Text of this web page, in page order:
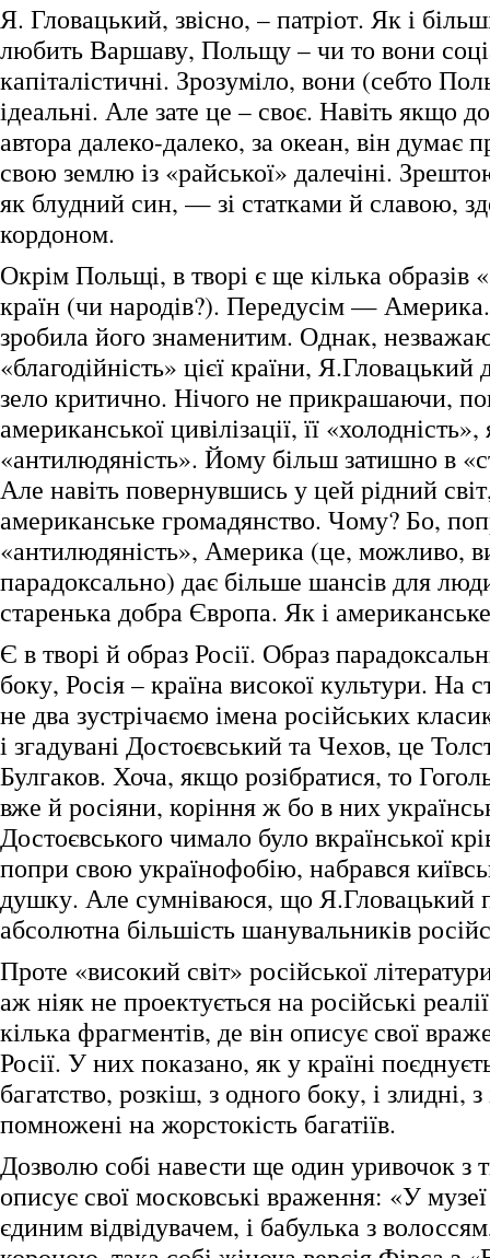
Я. Гловацький, звісно, – патріот. Як і
любить Варшаву, Польщу – чи то вони
капіталістичні. Зрозуміло, вони (себто
ідеальні. Але зате це – своє. Навіть якщо
автора далеко-далеко, за океан, він думає
свою землю із «райської» далечіні.
як блудний син, — зі статками й славою,
кордоном.
Окрім Польщі, в творі є ще кілька образів
країн (чи народів?). Передусім —
зробила його знаменитим. Однак,
«благодійність» цієї країни, Я.Гловацький
зело критично. Нічого не прикрашаючи,
американської цивілізації, її
«антилюдяність». Йому більш затишно в
Але навіть повернувшись у цей рідний
американське громадянство. Чому? Бо,
«антилюдяність», Америка (це, можливо,
парадоксально) дає більше шансів для
старенька добра Європа. Як і
Є в творі й образ Росії. Образ
боку, Росія – країна високої культури. На
не два зустрічаємо імена російських
і згадувані Достоєвський та Чехов, це
Булгаков. Хоча, якщо розібратися, то
вже й росіяни, коріння ж бо в них
Достоєвського чимало було вкраїнської
попри свою українофобію, набрався
душку. Але сумніваюся, що Я.Гловацький
абсолютна більшість шанувальників
Проте «високий світ» російської
аж ніяк не проектується на російські
кілька фрагментів, де він описує свої
Росії. У них показано, як у країні
багатство, розкіш, з одного боку, і злидні,
помножені на жорстокість багатіїв.
Дозволю собі навести ще один уривочок з
описує свої московські враження: «У
єдиним відвідувачем, і бабулька з